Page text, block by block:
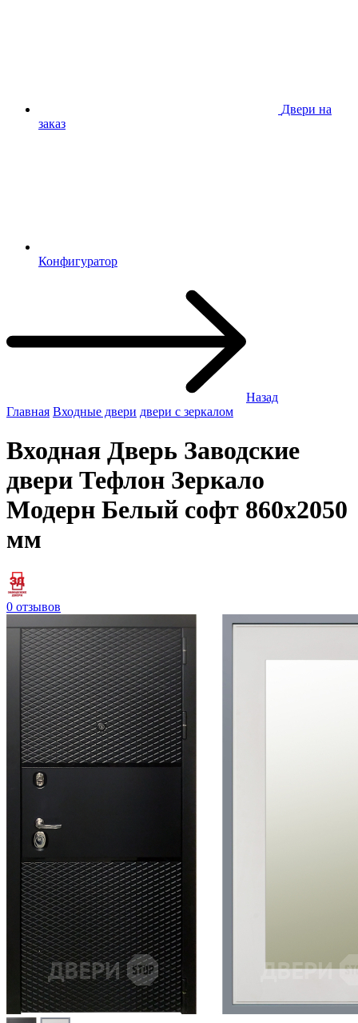
Двери на
заказ
Конфигуратор
Назад
Главная Входные двери двери с зеркалом
Входная Дверь Заводские
двери Тефлон Зеркало
Модерн Белый софт 860x2050
мм
0 отзывов